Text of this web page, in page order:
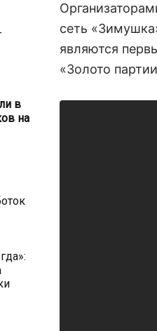
в
на
сеть
являются
«Золото